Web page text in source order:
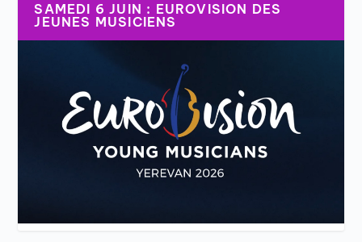
SAMEDI 6 JUIN : EUROVISION DES
JEUNES MUSICIENS